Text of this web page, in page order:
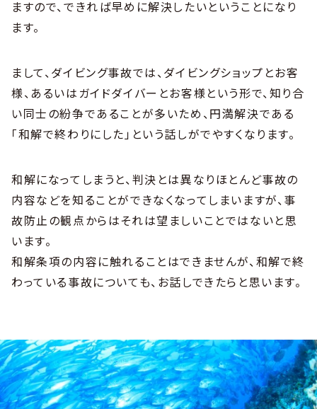
ますので、できれば早めに解決したいということになり
ます。
まして、ダイビング事故では、ダイビングショップとお客
様、あるいはガイドダイバーとお客様という形で、知り合
い同士の紛争であることが多いため、円満解決である
「和解で終わりにした」という話しがでやすくなります。
和解になってしまうと、判決とは異なりほとんど事故の
内容などを知ることができなくなってしまいますが、事
故防止の観点からはそれは望ましいことではないと思
います。
和解条項の内容に触れることはできませんが、和解で終
わっている事故についても、お話しできたらと思います。